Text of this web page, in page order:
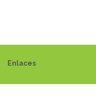
Enlaces